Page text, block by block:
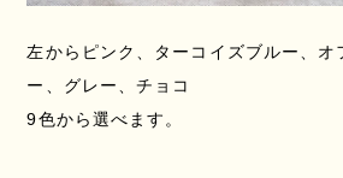
左からピンク、ターコイズブルー、オ
ー、グレー、チョコ
9色から選べます。